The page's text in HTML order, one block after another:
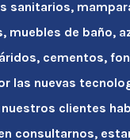
sanitarios,
de baño,
cementos,
las nuevas
clientes
consultarnos,